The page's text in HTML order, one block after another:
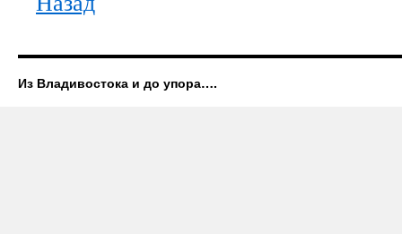
Из Владивостока и до упора….